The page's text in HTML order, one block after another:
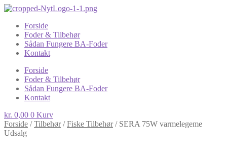
Forside
Foder & Tilbehør
Sådan Fungere BA-Foder
Kontakt
Forside
Foder & Tilbehør
Sådan Fungere BA-Foder
Kontakt
kr. 0,00 0 Kurv
Forside /Tilbehør/Fiske Tilbehør/ SERA 75W varmelegeme
Udsalg